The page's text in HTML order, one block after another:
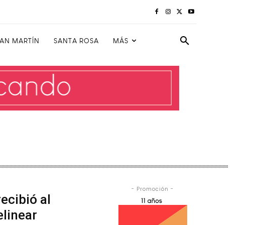
MARTÍN SANTA ROSA MÁS
al
- Promoción -